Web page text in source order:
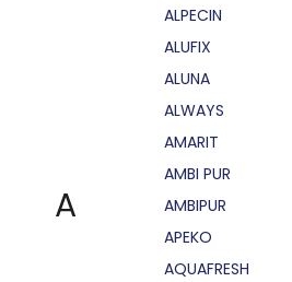
A
ALPECIN
ALUFIX
ALUNA
ALWAYS
AMARIT
AMBI PUR
AMBIPUR
APEKO
AQUAFRESH